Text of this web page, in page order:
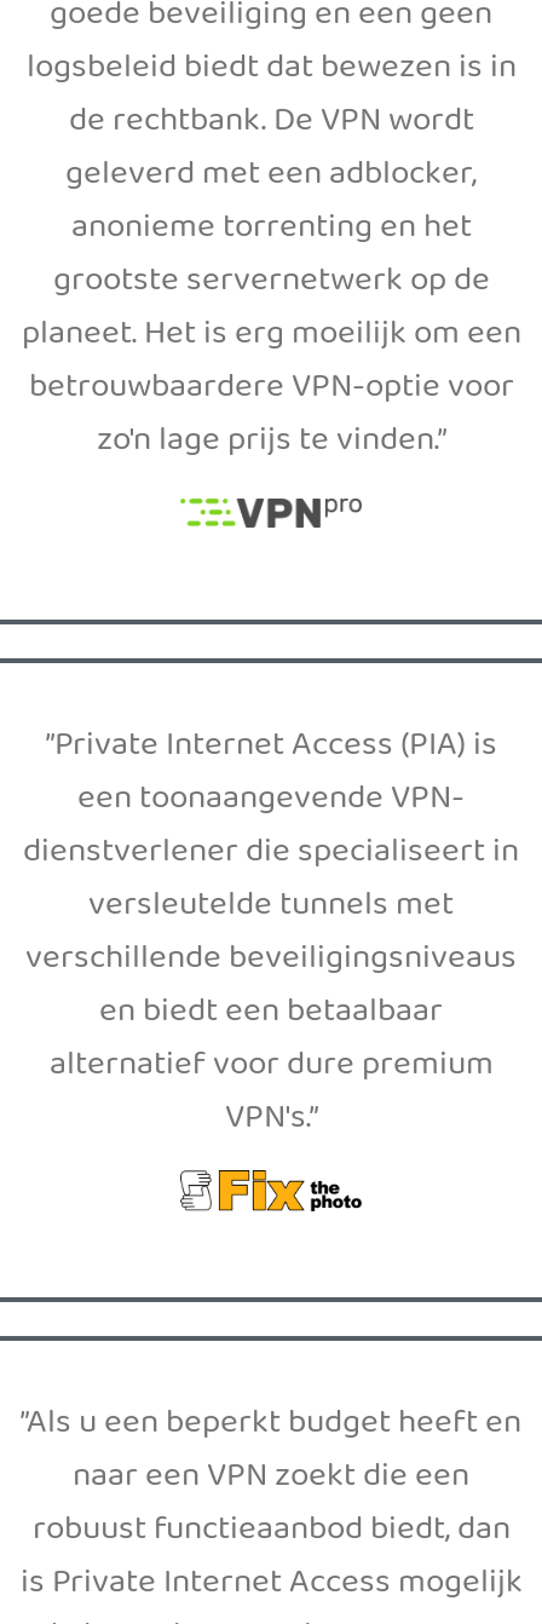
goede beveiliging en een geen
logsbeleid biedt dat bewezen is in
de rechtbank. De VPN wordt
geleverd met een adblocker,
anonieme torrenting en het
grootste servernetwerk op de
planeet. Het is erg moeilijk om een
betrouwbaardere VPN-optie voor
zo'n lage prijs te vinden.”
”Private Internet Access (PIA) is
een toonaangevende VPN-
dienstverlener die specialiseert in
versleutelde tunnels met
verschillende beveiligingsniveaus
en biedt een betaalbaar
alternatief voor dure premium
VPN's.”
”Als u een beperkt budget heeft en
naar een VPN zoekt die een
robuust functieaanbod biedt, dan
is Private Internet Access mogelijk